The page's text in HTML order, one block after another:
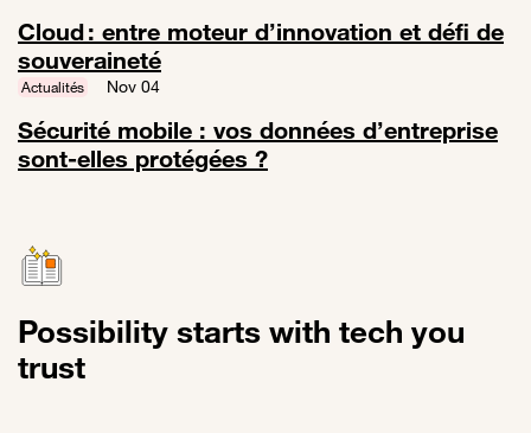
Cloud : entre moteur d’innovation et défi de
souveraineté
Lien vers Cloud : entre moteur d’innovation et défi de souveraineté
Actualités Nov 04
Sécurité mobile : vos données d’entreprise
sont-elles protégées ?
Possibility starts with tech you
trust